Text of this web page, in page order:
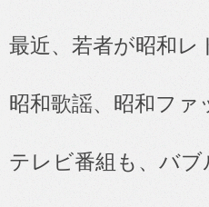
最近、若者が昭和
昭和歌謡、昭和フ
テレビ番組も、バ